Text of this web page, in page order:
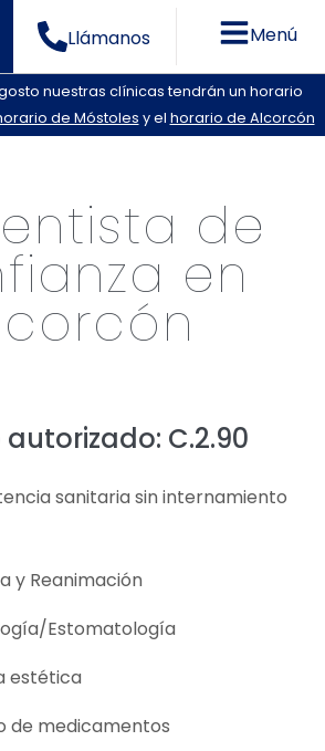
Llámanos Menú
nuestras clínicas tendrán un horario
de Móstoles y el horario de Alcorcón
de
en
C.2.90
sanitaria sin internamiento
y Reanimación
Estomatología
estética
de medicamentos